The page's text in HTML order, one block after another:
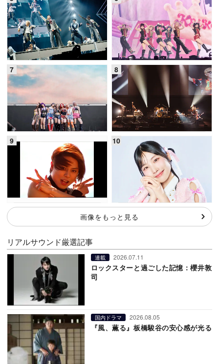
画像をもっと見る
リアルサウンド厳選記事
連載 2026.07.11
ロックスターと過ごした記憶：櫻井敦
司
国内ドラマ 2026.08.05
『風、薫る』板橋駿谷の安心感が光る